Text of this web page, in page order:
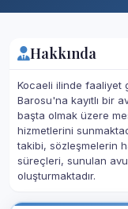
Hakkında
Kocaeli ilinde faaliyet
Barosu'na kayıtlı bir
başta olmak üzere
hizmetlerini
takibi, sözleşmelerin
süreçleri, sunulan
oluşturmaktadır.